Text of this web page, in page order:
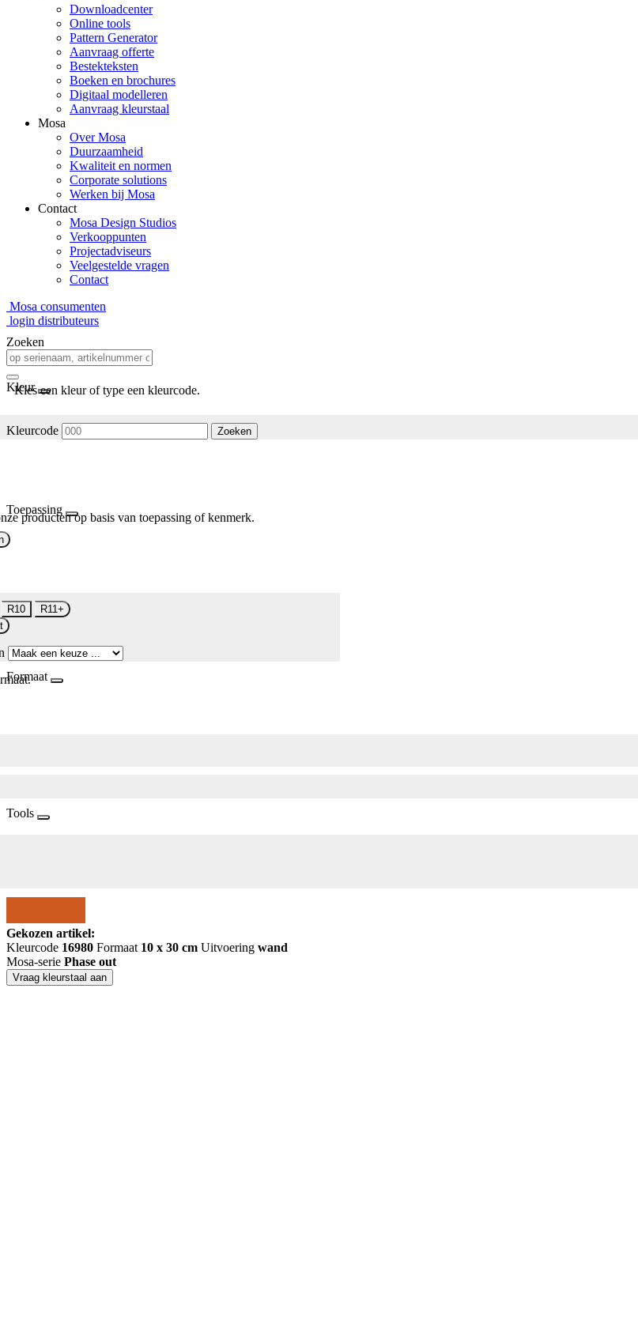
Downloadcenter
Online tools
Pattern Generator
Aanvraag offerte
Bestekteksten
Boeken en brochures
Digitaal modelleren
Aanvraag kleurstaal
Mosa
Over Mosa
Duurzaamheid
Kwaliteit en normen
Corporate solutions
Werken bij Mosa
Contact
Mosa Design Studios
Verkooppunten
Projectadviseurs
Veelgestelde vragen
Contact
Mosa consumenten
login distributeurs
Zoeken
Kleur
Kies een kleur of type een kleurcode.
Kleurcode Zoeken
Toepassing
producten op basis van toepassing of kenmerk.
R10
R11+
Formaat
Tools
Gekozen artikel:
Kleurcode 16980 Formaat 10 x 30 cm Uitvoering wand
Mosa-serie Phase out
Vraag kleurstaal aan